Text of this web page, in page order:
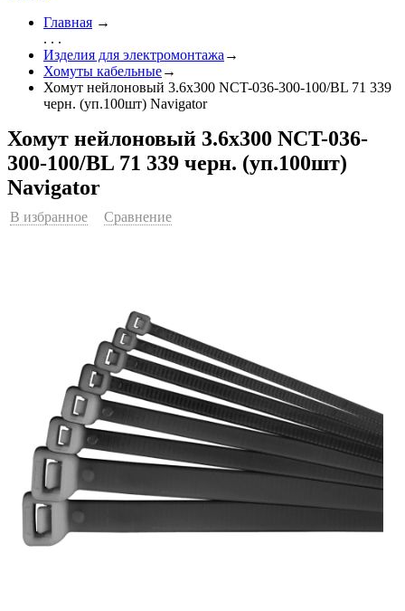
Главная →
. . .
Изделия для электромонтажа →
Хомуты кабельные→
Хомут нейлоновый 3.6х300 NCT-036-300-100/BL 71 339
черн. (уп.100шт) Navigator
Хомут нейлоновый 3.6х300 NCT-036-
300-100/BL 71 339 черн. (уп.100шт)
Navigator
В избранное Сравнение